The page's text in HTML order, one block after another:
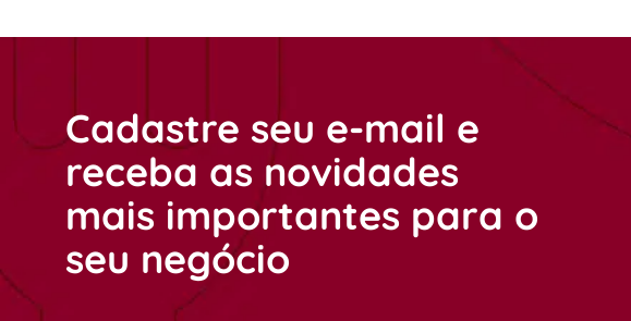
Cadastre seu e-mail e
receba as novidades
mais importantes para o
seu negócio